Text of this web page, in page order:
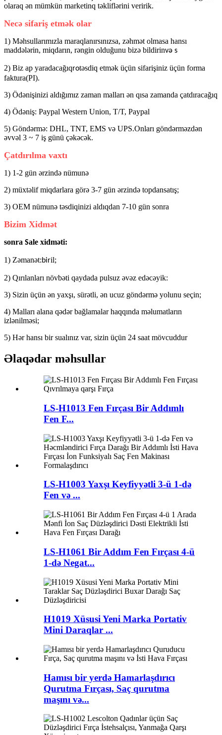
olaraq ən mümkün marketinq təkliflərini veririk.
Necə sifariş etmək olar
1) Məhsullarımızla maraqlanırsınızsa, zəhmət olmasa hansı
maddələrin, miqdarın, rəngin olduğunu bizə bildirinvə s
2) Biz ap yaradacağıqrotəsdiq etmək üçün sifarişiniz üçün forma
faktura(PI).
3) Ödənişinizi aldığımız zaman malları ən qısa zamanda çatdıracağıq
4) Ödəniş: Paypal Western Union, T/T, Paypal
5) Göndərmə: DHL, TNT, EMS və UPS.Onları göndərməzdən
əvvəl 3 ~ 7 iş günü çəkəcək.
Çatdırılma vaxtı
1) 1-2 gün ərzində nümunə
2) müxtəlif miqdarlara görə 3-7 gün ərzində topdansatış;
3) OEM nümunə təsdiqinizi aldıqdan 7-10 gün sonra
Bizim Xidmət
sonra Sale xidməti:
1) Zəmanət:biril;
2) Qırılanları növbəti qaydada pulsuz əvəz edəcəyik:
3) Sizin üçün ən yaxşı, sürətli, ən ucuz göndərmə yolunu seçin;
4) Malları alana qədər bağlamalar haqqında məlumatların
izlənilməsi;
5) Hər hansı bir sualınız var, sizin üçün 24 saat mövcuddur
Əlaqədar məhsullar
LS-H1013 Fen Fırçası Bir Addımlı
Fen F...
LS-H1003 Yaxşı Keyfiyyətli 3-ü 1-də
Fen və ...
LS-H1061 Bir Addım Fen Fırçası 4-ü
1-də Negat...
H1019 Xüsusi Yeni Marka Portativ
Mini Daraqlar ...
Hamısı bir yerdə Hamarlaşdırıcı
Qurutma Fırçası, Saç qurutma
maşını və...